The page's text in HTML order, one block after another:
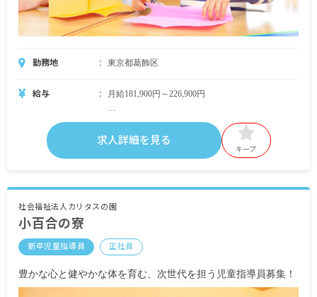
勤務地 東京都葛飾区
給与 月給181,900円～226,900円
・月給内訳
基本給 172,900円～217,900円
交通費 全額支給
住宅手当 20,000円
昇給年1回（4月）昨年実績：3,000円
月分
求人詳細を見る
キープ
社会福祉法人カリタスの園
小百合の寮
新卒児童指導員 正社員
豊かな心と健やかな体を育む、次世代を担う児童指導員募集！